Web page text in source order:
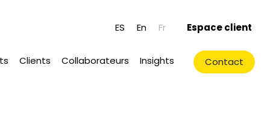
ES En Fr Espace client
Clients Collaborateurs Insights Contact